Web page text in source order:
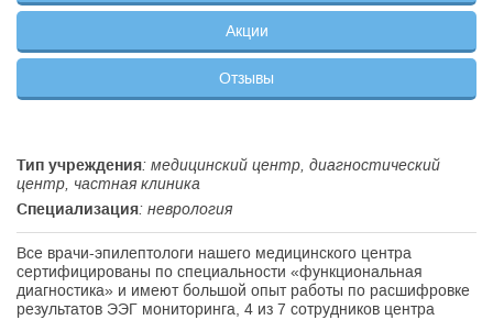
Акции
Отзывы
Тип учреждения: медицинский центр, диагностический
центр, частная клиника
Специализация: неврология
Все врачи-эпилептологи нашего медицинского центра
сертифицированы по специальности «функциональная
диагностика» и имеют большой опыт работы по расшифровке
результатов ЭЭГ мониторинга, 4 из 7 сотрудников центра